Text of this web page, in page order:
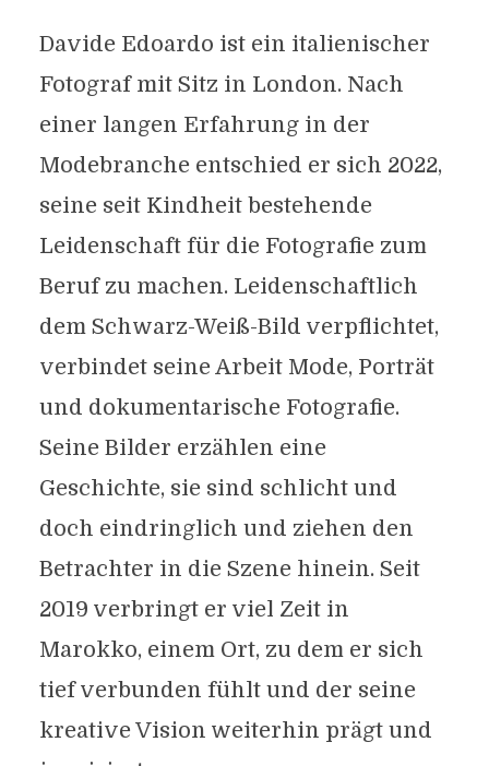
Davide Edoardo ist ein italienischer
Fotograf mit Sitz in London. Nach
einer langen Erfahrung in der
Modebranche entschied er sich 2022,
seine seit Kindheit bestehende
Leidenschaft für die Fotografie zum
Beruf zu machen. Leidenschaftlich
dem Schwarz-Weiß-Bild verpflichtet,
verbindet seine Arbeit Mode, Porträt
und dokumentarische Fotografie.
Seine Bilder erzählen eine
Geschichte, sie sind schlicht und
doch eindringlich und ziehen den
Betrachter in die Szene hinein. Seit
2019 verbringt er viel Zeit in
Marokko, einem Ort, zu dem er sich
tief verbunden fühlt und der seine
kreative Vision weiterhin prägt und